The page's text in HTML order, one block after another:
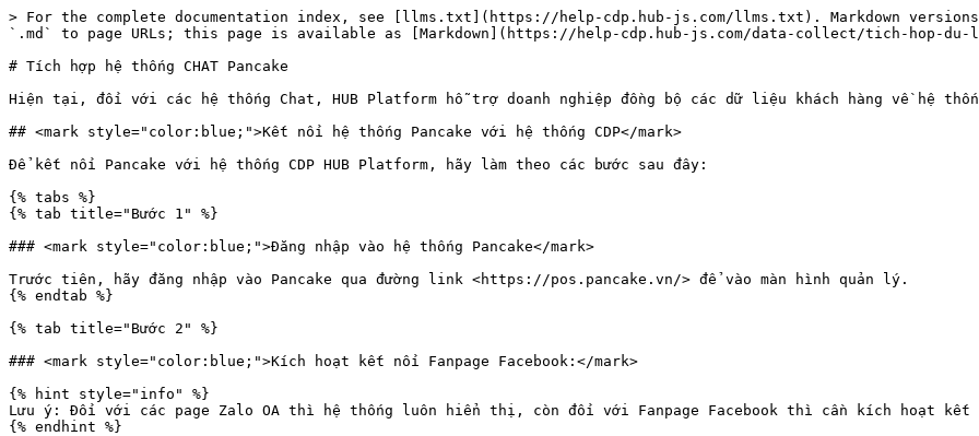
> For the complete documentation index, see [llms.txt](https://help-cdp.hub-js.com/llms.txt). Markdown versions
`.md` to page URLs; this page is available as [Markdown](https://help-cdp.hub-js.com/data-collect/tich-hop-du-
# Tích hợp hệ thống CHAT Pancake
Hiện tại, đối với các hệ thống Chat, HUB Platform hỗ trợ doanh nghiệp đồng bộ các dữ liệu khách hàng về hệ
## <mark style="color:blue;">Kết nối hệ thống Pancake với hệ thống CDP</mark>
Để kết nối Pancake với hệ thống CDP HUB Platform, hãy làm theo các bước sau đây:
{% tabs %}
{% tab title="Bước 1" %}
### <mark style="color:blue;">Đăng nhập vào hệ thống Pancake</mark>
Trước tiên, hãy đăng nhập vào Pancake qua đường link <https://pos.pancake.vn/> để vào màn hình quản lý.
{% endtab %}
{% tab title="Bước 2" %}
### <mark style="color:blue;">Kích hoạt kết nối Fanpage Facebook:</mark>
{% hint style="info" %}
Lưu ý: Đối với các page Zalo OA thì hệ thống luôn hiển thị, còn đối với Fanpage Facebook thì cần kích hoạt kết
{% endhint %}